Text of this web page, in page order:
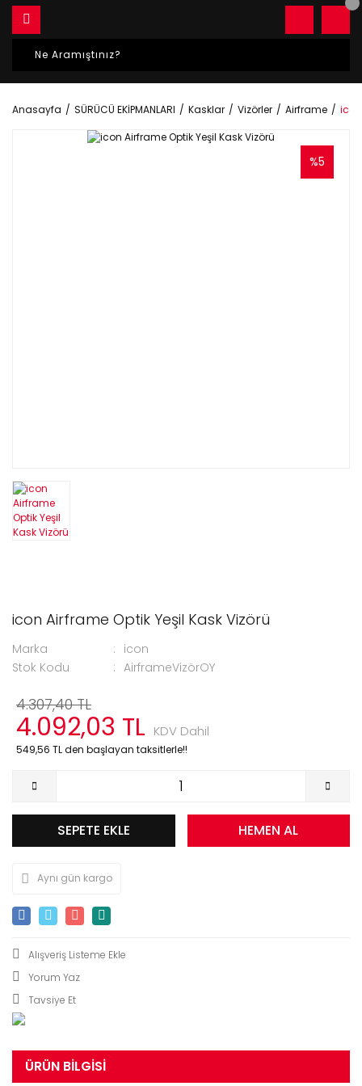
Anasayfa SÜRÜCÜ EKİPMANLARI Kasklar Vizörler Airframe icon
%5
icon Airframe Optik Yeşil Kask Vizörü
Marka
icon
Stok Kodu
AirframeVizörOY
4.307,40 TL
4.092,03 TL KDV Dahil
549,56 TL den başlayan taksitlerle!!
SEPETE EKLE HEMEN AL
Aynı gün kargo
Yorum Yaz
Tavsiye Et
ÜRÜN BILGISI